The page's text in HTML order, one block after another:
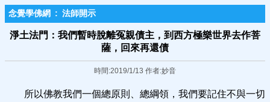
念覺學佛網 : 法師開示
淨土法門：我們暫時脫離冤親債主，到西方極樂世界去作菩
薩，回來再還債
時間:2019/1/13 作者:妙音
所以佛教我們一個總原則、總綱領，我們要記住不與一切